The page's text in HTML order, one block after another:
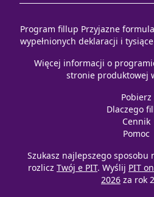
Program fillup Przyjazne
wypełnionych deklaracji i
Więcej informacji o
stronie produktowej
Pobierz
Dlaczego
Cennik
Pomoc
Szukasz najlepszego sposobu
rozlicz Twój e PIT. Wyślij PIT
2026 za rok